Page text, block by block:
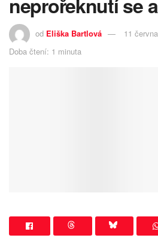
od Eliška Bartlová
11
Doba čtení: 1 minuta